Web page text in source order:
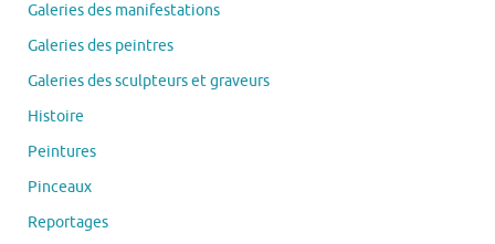
Galeries des manifestations
Galeries des peintres
Galeries des sculpteurs et graveurs
Histoire
Peintures
Pinceaux
Reportages